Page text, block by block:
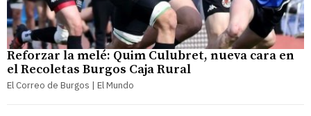
Reforzar la melé: Quim Culubret, nueva cara en
el Recoletas Burgos Caja Rural
El Correo de Burgos | El Mundo